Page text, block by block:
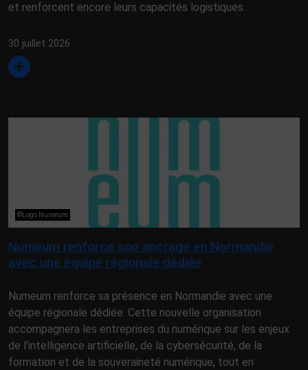
et renforcent encore leurs capacités logistiques.
30 juillet 2026
©Logo Numeum
Numeum renforce son ancrage en Normandie
avec une équipe régionale dédiée
Numeum renforce sa présence en Normandie avec une
équipe régionale dédiée. Cette nouvelle organisation
accompagnera les entreprises du numérique sur les enjeux
de l’intelligence artificielle, de la cybersécurité, de la
formation et de la souveraineté numérique, tout en